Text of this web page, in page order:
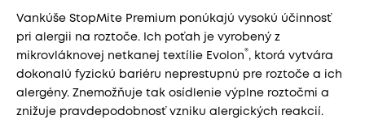
Vankúše StopMite Premium ponúkajú vysokú účinnosť
pri alergii na roztoče. Ich poťah je vyrobený z
mikrovláknovej netkanej textílie Evolon®, ktorá vytvára
dokonalú fyzickú bariéru neprestupnú pre roztoče a ich
alergény. Znemožňuje tak osídlenie výplne roztočmi a
znižuje pravdepodobnosť vzniku alergických reakcií.